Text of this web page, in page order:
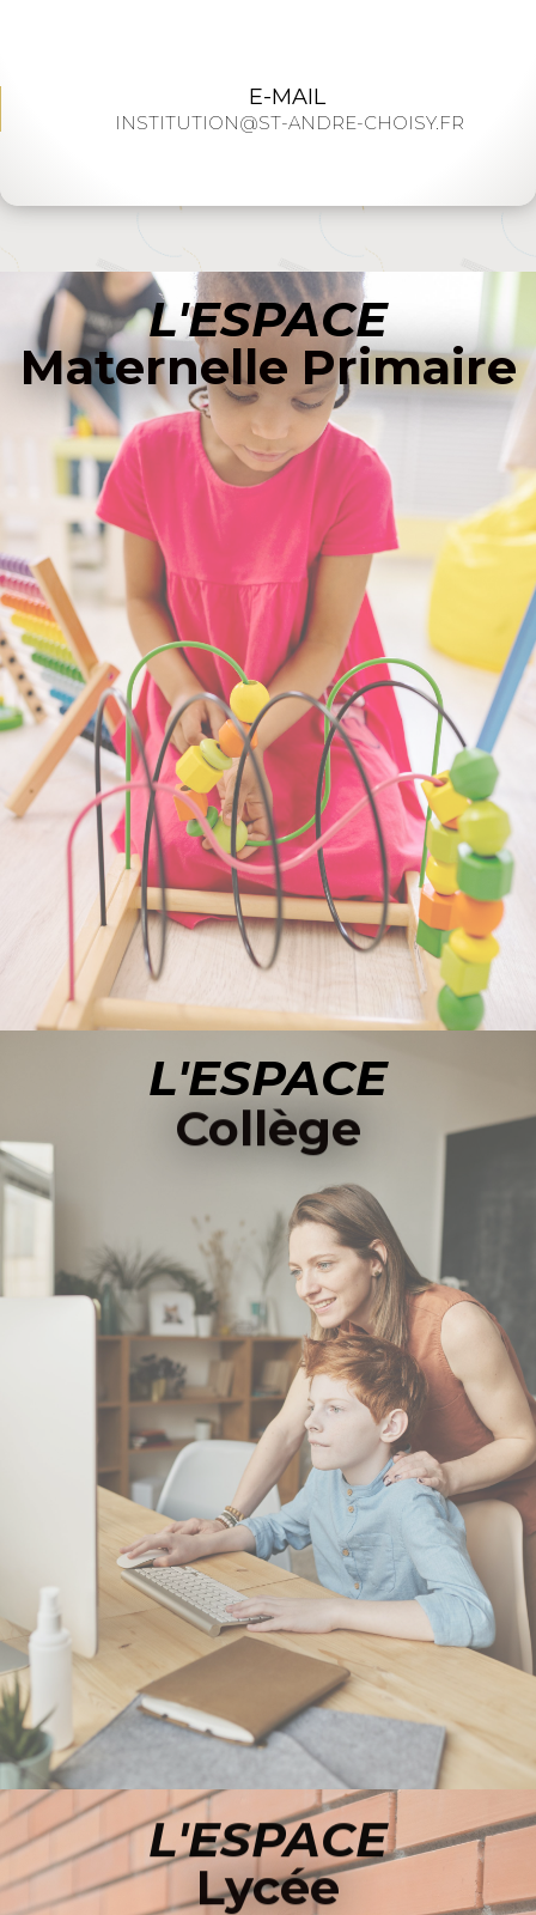
E-MAIL
INSTITUTION@ST-ANDRE-CHOISY.FR
L'ESPACE
Maternelle Primaire
ACCÉDER
L'ESPACE
Collège
ACCÉDER À L'ESPACE COLLÈGE
L'ESPACE
Lycée